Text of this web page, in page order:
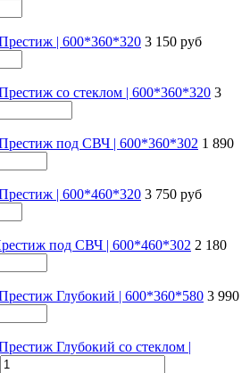
| 600*360*320 3 150 руб
со стеклом | 600*360*320 3
под СВЧ | 600*360*302 1 890
| 600*460*320 3 750 руб
под СВЧ | 600*460*302 2 180
Глубокий | 600*360*580 3 990
Глубокий со стеклом |